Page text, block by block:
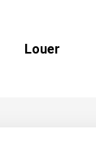
Louer